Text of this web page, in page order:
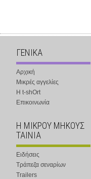
ΓΕΝΙΚΑ
Αρχική
Μικρές αγγελίες
Η t-shOrt
Επικοινωνία
Η ΜΙΚΡΟΥ ΜΗΚΟΥΣ
ΤΑΙΝΙΑ
Ειδήσεις
Τράπεζα σεναρίων
Trailers